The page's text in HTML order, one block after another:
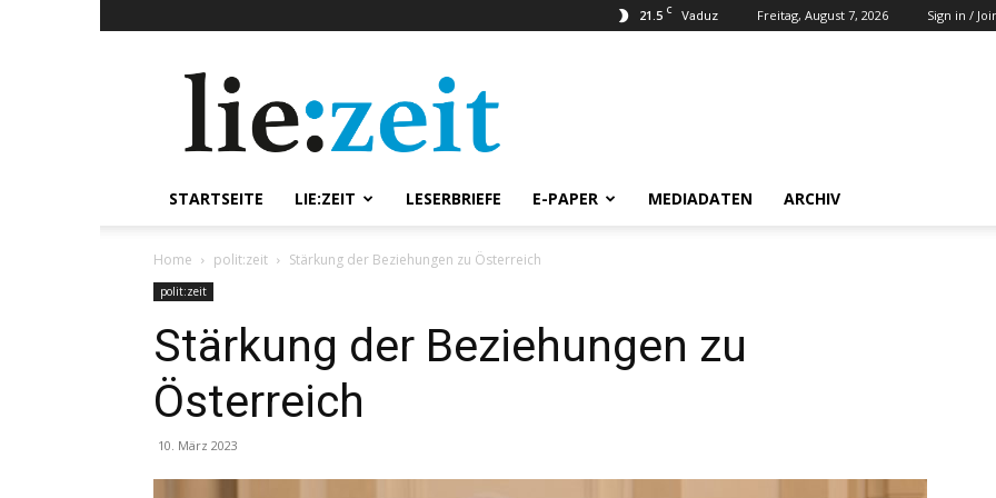
21.5 C Vaduz Freitag, August 7, 2026 Sign in /
STARTSEITE LIE:ZEIT LESERBRIEFE E-PAPER MEDIADATEN ARCHIV
Home polit:zeit Stärkung der Beziehungen zu Österreich
polit:zeit
Stärkung der Beziehungen zu
Österreich
10. März 2023